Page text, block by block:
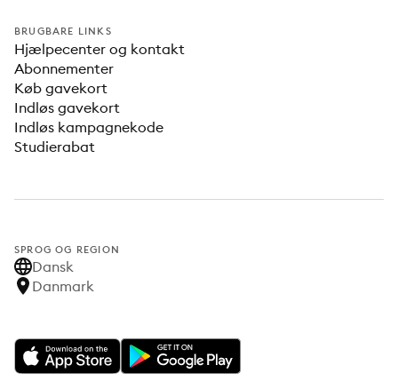
BRUGBARE LINKS
Hjælpecenter og kontakt
Abonnementer
Køb gavekort
Indløs gavekort
Indløs kampagnekode
Studierabat
SPROG OG REGION
Dansk
Danmark